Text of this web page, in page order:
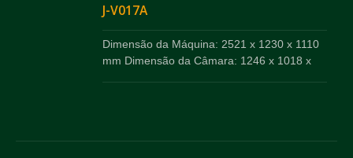
J-V017A
Dimensão da Máquina: 2521 x 1230 x 1110
mm Dimensão da Câmara: 1246 x 1018 x